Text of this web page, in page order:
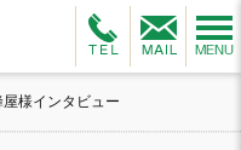
様インタビュー